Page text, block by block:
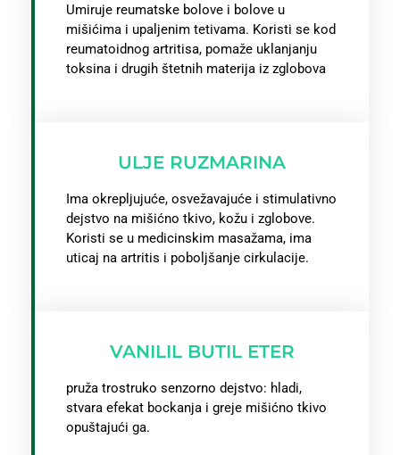
Umiruje reumatske bolove i bolove u
mišićima i upaljenim tetivama. Koristi se kod
reumatoidnog artritisa, pomaže uklanjanju
toksina i drugih štetnih materija iz zglobova
ULJE RUZMARINA
Ima okrepljujuće, osvežavajuće i stimulativno
dejstvo na mišićno tkivo, kožu i zglobove.
Koristi se u medicinskim masažama, ima
uticaj na artritis i poboljšanje cirkulacije.
VANILIL BUTIL ETER
pruža trostruko senzorno dejstvo: hladi,
stvara efekat bockanja i greje mišićno tkivo
opuštajući ga.